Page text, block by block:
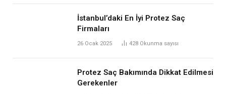
İstanbul’daki En İyi Protez Saç
Firmaları
26 Ocak 2025 428 Okunma sayısı
Protez Saç Bakımında Dikkat Edilmesi
Gerekenler